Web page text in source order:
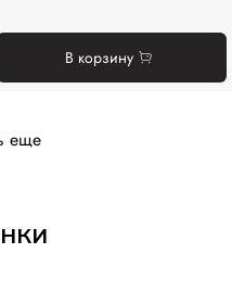
В корзину
еще